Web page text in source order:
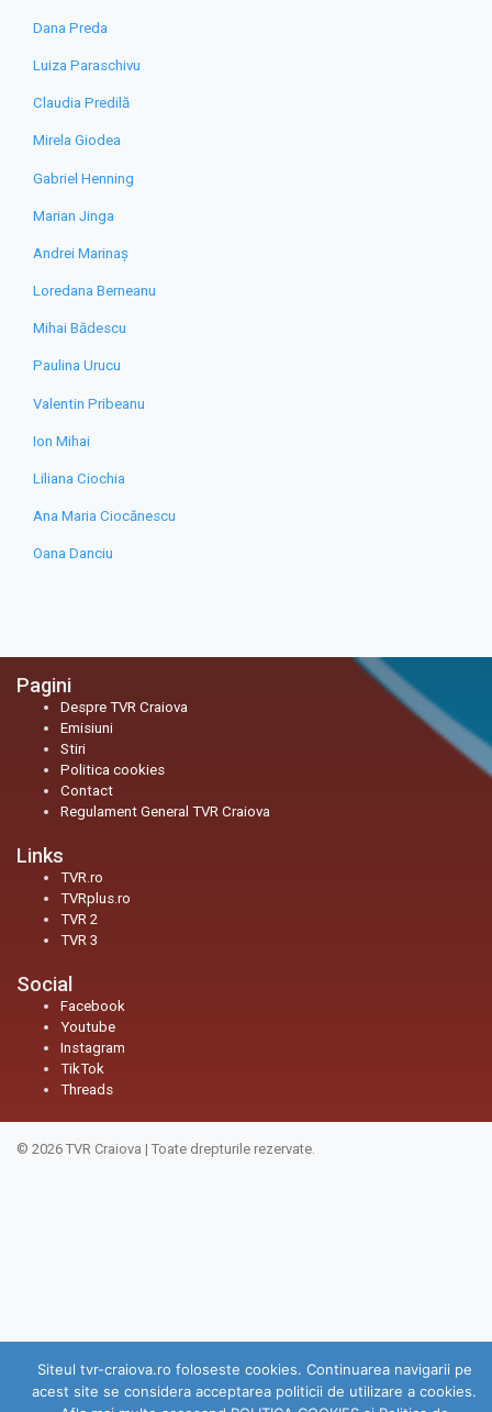
Dana Preda
Luiza Paraschivu
Claudia Predilă
Mirela Giodea
Gabriel Henning
Marian Jinga
Andrei Marinaș
Loredana Berneanu
Mihai Bădescu
Paulina Urucu
Valentin Pribeanu
Ion Mihai
Liliana Ciochia
Ana Maria Ciocănescu
Oana Danciu
Pagini
Despre TVR Craiova
Emisiuni
Stiri
Politica cookies
Contact
Regulament General TVR Craiova
Links
TVR.ro
TVRplus.ro
TVR 2
TVR 3
Social
Facebook
Youtube
Instagram
TikTok
Threads
© 2026 TVR Craiova | Toate drepturile rezervate.
Siteul tvr-craiova.ro foloseste cookies. Continuarea navigarii pe
acest site se considera acceptarea politicii de utilizare a cookies.